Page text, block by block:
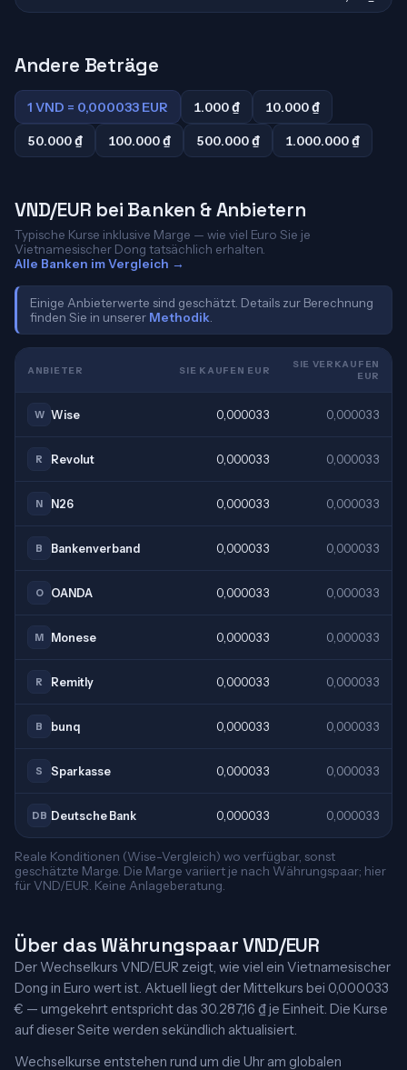
Andere Beträge
1 VND = 0,000033 EUR 1.000 ₫ 10.000 ₫
50.000 ₫ 100.000 ₫ 500.000 ₫ 1.000.000 ₫
VND/EUR bei Banken & Anbietern
Typische Kurse inklusive Marge — wie viel Euro Sie je
Vietnamesischer Dong tatsächlich erhalten.
Alle Banken im Vergleich →
Einige Anbieterwerte sind geschätzt. Details zur Berechnung
finden Sie in unserer Methodik
ANBIETER SIE KAUFEN EUR
SIE VERKAUFEN
EUR
W Wise 0,000033 0,000033
R Revolut 0,000033 0,000033
N N26 0,000033 0,000033
B Bankenverband 0,000033 0,000033
O OANDA 0,000033 0,000033
M Monese 0,000033 0,000033
R Remitly 0,000033 0,000033
B bunq 0,000033 0,000033
S Sparkasse 0,000033 0,000033
DB Deutsche Bank 0,000033 0,000033
Reale Konditionen (Wise-Vergleich) wo verfügbar, sonst
geschätzte Marge. Die Marge variiert je nach Währungspaar; hier
für VND/EUR. Keine Anlageberatung.
Über das Währungspaar VND/EUR
Der Wechselkurs VND/EUR zeigt, wie viel ein Vietnamesischer
Dong in Euro wert ist. Aktuell liegt der Mittelkurs bei 0,000033
€ — umgekehrt entspricht das 30.287,16 ₫ je Einheit. Die Kurse
auf dieser Seite werden sekündlich aktualisiert.
Wechselkurse entstehen rund um die Uhr am globalen